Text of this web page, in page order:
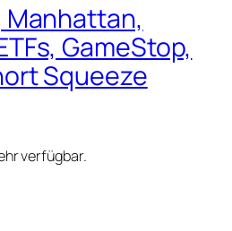
GameStop,
Squeeze
verfügbar.